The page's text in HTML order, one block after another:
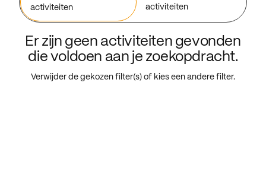
activiteiten
activiteiten
Er zijn geen activiteiten gevonden
die voldoen aan je zoekopdracht.
Verwijder de gekozen filter(s) of kies een andere filter.